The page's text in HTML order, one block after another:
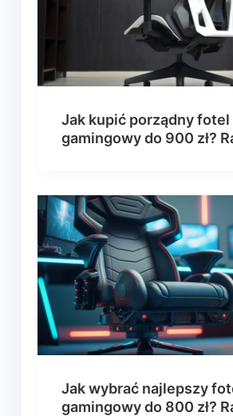
Jak kupić porządny fotel
gamingowy do 900 zł?
Jak wybrać najlepszy
gamingowy do 800 zł?